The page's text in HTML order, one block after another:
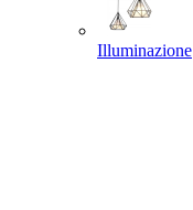
Illuminazione